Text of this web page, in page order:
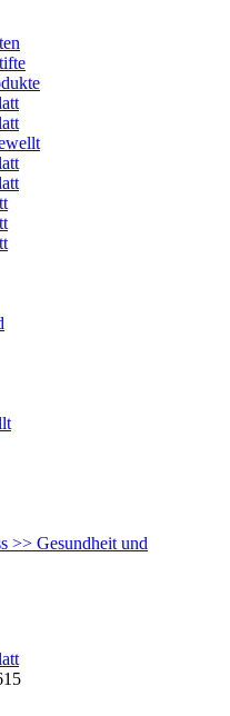
>> Gesundheit und